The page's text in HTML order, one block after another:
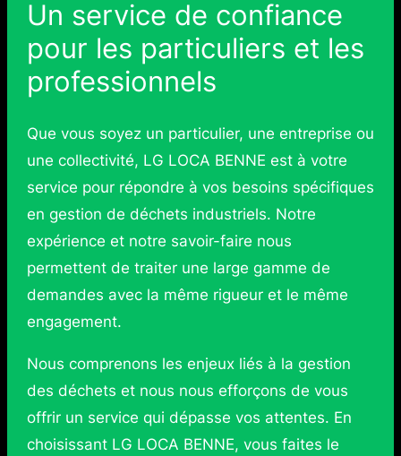
Un service de confiance
pour les particuliers et les
professionnels
Que vous soyez un particulier, une entreprise ou
une collectivité, LG LOCA BENNE est à votre
service pour répondre à vos besoins spécifiques
en gestion de déchets industriels. Notre
expérience et notre savoir-faire nous
permettent de traiter une large gamme de
demandes avec la même rigueur et le même
engagement.
Nous comprenons les enjeux liés à la gestion
des déchets et nous nous efforçons de vous
offrir un service qui dépasse vos attentes. En
choisissant LG LOCA BENNE, vous faites le